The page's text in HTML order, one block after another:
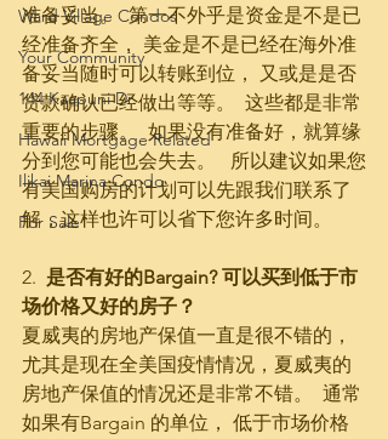
Ward Village Condos
Your Community
144 Kaapuni Dr.
Hawaii Mortgage Related
Ilikai Marina Condo
For Sale
准备妥当。  第一不外乎是资金是不是已
经准备齐全， 美金是不是已经在海外准
备妥当随时可以转账到位， 又或是是否
贷款确认已经做出等等。  这些都是非常
重要的步骤。  如果没有准备好，就算缘
分到您可能也会失去。   所以建议如果您
有美国购房的计划可以先跟我们联系了
解，这样也许可以省下您许多时间。
2. 是否有好的Bargain? 可以买到低于市
场价格又好的房子？
夏威夷的房地产保值一直是很不错的，
尤其是现在全美国疫情情况，夏威夷的
房地产保值的情况还是非常不错。  通常
如果有Bargain 的单位， 低于市场价格